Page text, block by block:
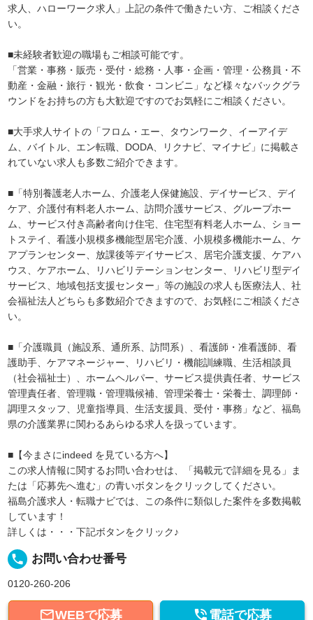
求人、ハローワーク求人」上記の条件で働きたい方、ご相談くださ
い。
■未経験者歓迎の職場もご相談可能です。
「営業・事務・販売・受付・総務・人事・企画・管理・公務員・不
動産・金融・旅行・観光・飲食・コンビニ」など様々なバックグラ
ウンドをお持ちの方も大歓迎ですのでお気軽にご相談ください。
■大手求人サイトの「フロム・エー、タウンワーク、イーアイデ
ム、バイトル、エン転職、DODA、リクナビ、マイナビ」に掲載さ
れていない求人も多数ご紹介できます。
■「特別養護老人ホーム、介護老人保健施設、デイサービス、デイ
ケア、介護付有料老人ホーム、訪問介護サービス、グループホー
ム、サービス付き高齢者向け住宅、住宅型有料老人ホーム、ショー
トステイ、看護小規模多機能型居宅介護、小規模多機能ホーム、ケ
アプランセンター、放課後等デイサービス、居宅介護支援、ケアハ
ウス、ケアホーム、リハビリテーションセンター、リハビリ型デイ
サービス、地域包括支援センター」等の施設の求人も医療法人、社
会福祉法人どちらも多数紹介できますので、お気軽にご相談くださ
い。
■「介護職員（施設系、通所系、訪問系）、看護師・准看護師、看
護助手、ケアマネージャー、リハビリ・機能訓練職、生活相談員
（社会福祉士）、ホームヘルパー、サービス提供責任者、サービス
管理責任者、管理職・管理職候補、管理栄養士・栄養士、調理師・
調理スタッフ、児童指導員、生活支援員、受付・事務」など、福島
県の介護業界に関わるあらゆる求人を扱っています。
■【今まさにindeed を見ている方へ】
この求人情報に関するお問い合わせは、「掲載元で詳細を見る」ま
たは「応募先へ進む」の青いボタンをクリックしてください。
福島介護求人・転職ナビでは、この条件に類似した案件を多数掲載
しています！
詳しくは・・・下記ボタンをクリック♪
local_phone お問い合わせ番号
0120-260-206
WEBで応募  電話で応募